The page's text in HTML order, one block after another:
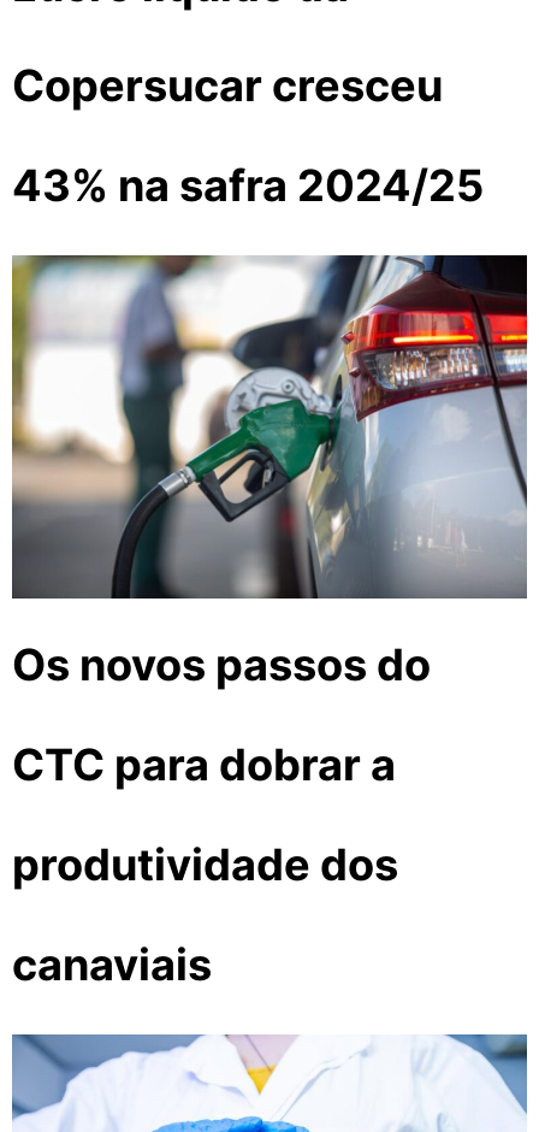
Copersucar cresceu
43% na safra 2024/25
Os novos passos do
CTC para dobrar a
produtividade dos
canaviais